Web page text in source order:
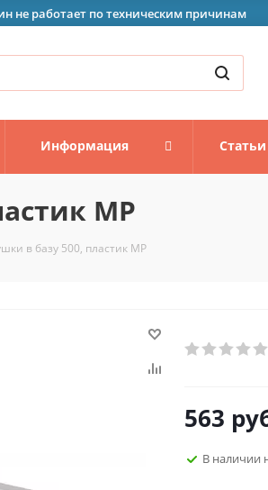
не работает по техническим причинам
Информация Статьи
MP
в базу 500, пластик MP
563
В наличии